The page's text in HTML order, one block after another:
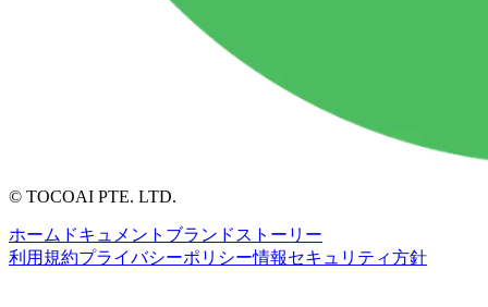
© TOCOAI PTE. LTD.
ホーム ドキュメント ブランドストーリー
利用規約プライバシーポリシー情報セキュリティ方針